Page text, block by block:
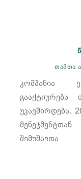
თამთა
კომპანია
გააქტიურება
უკავშირდება.
შემუშავდა